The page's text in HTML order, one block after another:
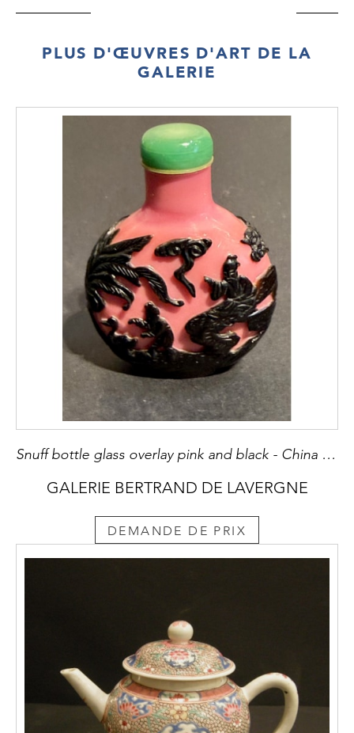
PLUS D'ŒUVRES D'ART DE LA
GALERIE
Snuff bottle glass overlay pink and black - China 19th century
GALERIE BERTRAND DE LAVERGNE
DEMANDE DE PRIX